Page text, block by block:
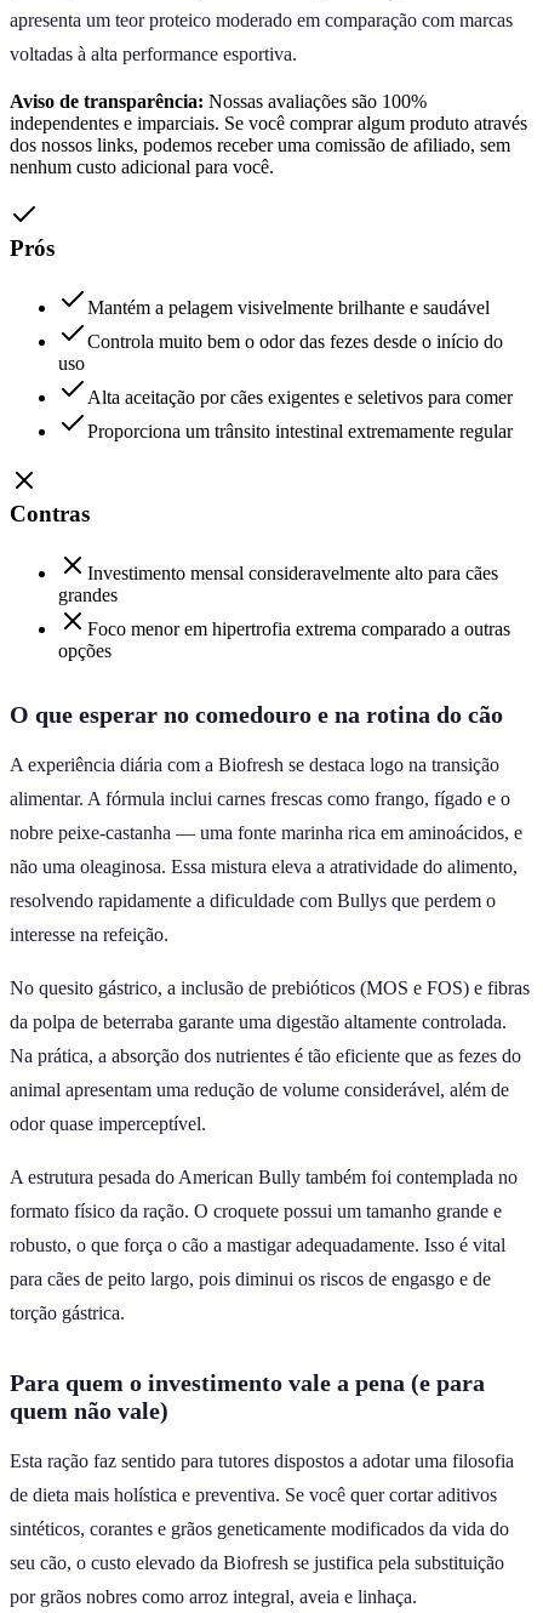
apresenta um teor proteico moderado em comparação com marcas
voltadas à alta performance esportiva.
Aviso de transparência: Nossas avaliações são 100%
independentes e imparciais. Se você comprar algum produto através
dos nossos links, podemos receber uma comissão de afiliado, sem
nenhum custo adicional para você.
Prós
Mantém a pelagem visivelmente brilhante e saudável
Controla muito bem o odor das fezes desde o início do
uso
Alta aceitação por cães exigentes e seletivos para comer
Proporciona um trânsito intestinal extremamente regular
Contras
Investimento mensal consideravelmente alto para cães
grandes
Foco menor em hipertrofia extrema comparado a outras
opções
O que esperar no comedouro e na rotina do cão
A experiência diária com a Biofresh se destaca logo na transição
alimentar. A fórmula inclui carnes frescas como frango, fígado e o
nobre peixe-castanha — uma fonte marinha rica em aminoácidos, e
não uma oleaginosa. Essa mistura eleva a atratividade do alimento,
resolvendo rapidamente a dificuldade com Bullys que perdem o
interesse na refeição.
No quesito gástrico, a inclusão de prebióticos (MOS e FOS) e fibras
da polpa de beterraba garante uma digestão altamente controlada.
Na prática, a absorção dos nutrientes é tão eficiente que as fezes do
animal apresentam uma redução de volume considerável, além de
odor quase imperceptível.
A estrutura pesada do American Bully também foi contemplada no
formato físico da ração. O croquete possui um tamanho grande e
robusto, o que força o cão a mastigar adequadamente. Isso é vital
para cães de peito largo, pois diminui os riscos de engasgo e de
torção gástrica.
Para quem o investimento vale a pena (e para
quem não vale)
Esta ração faz sentido para tutores dispostos a adotar uma filosofia
de dieta mais holística e preventiva. Se você quer cortar aditivos
sintéticos, corantes e grãos geneticamente modificados da vida do
seu cão, o custo elevado da Biofresh se justifica pela substituição
por grãos nobres como arroz integral, aveia e linhaça.